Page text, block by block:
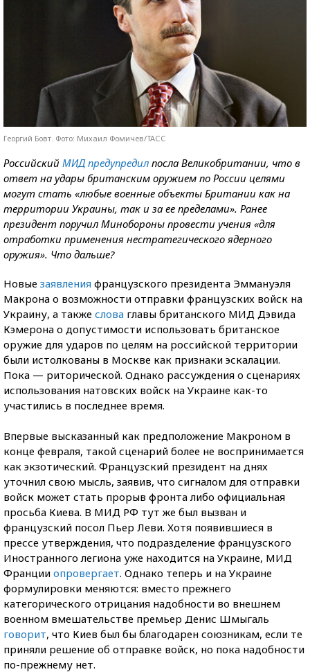
Георгий Бовт. Фото: Михаил Фомичев/ТАСС
Российский МИД предупредил посла Великобритании, что в
ответ на удары британским оружием по России целями
могут стать «любые военные объекты Британии как на
территории Украины, так и за ее пределами». Ранее
президент поручил Минобороны провести учения «для
отработки применения нестратегического ядерного
оружия». Что дальше?
Новые заявления французского президента Эммануэля
Макрона о возможности отправки французских войск на
Украину, а также слова главы британского МИД Дэвида
Кэмерона о допустимости использовать британское
оружие для ударов по целям на российской территории
были истолкованы в Москве как признаки эскалации.
Пока — риторической. Однако рассуждения о сценариях
использования натовских войск на Украине как-то
участились в последнее время.
Впервые высказанный как предположение Макроном в
конце февраля, такой сценарий более не воспринимается
как экзотический. Французский президент на днях
уточнил свою мысль, заявив, что сигналом для отправки
войск может стать прорыв фронта либо официальная
просьба Киева. В МИД РФ тут же был вызван и
французский посол Пьер Леви. Хотя появившиеся в
прессе утверждения, что подразделение французского
Иностранного легиона уже находится на Украине, МИД
Франции опровергает. Однако теперь и на Украине
формулировки меняются: вместо прежнего
категорического отрицания надобности во внешнем
военном вмешательстве премьер Денис Шмыгаль
говорит, что Киев был бы благодарен союзникам, если те
приняли решение об отправке войск, но пока надобности
по-прежнему нет.